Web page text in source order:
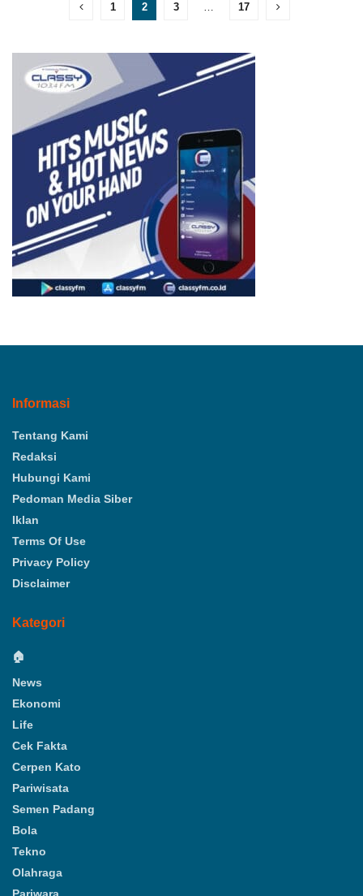
1 2 3 … 17
Informasi
Tentang Kami
Redaksi
Hubungi Kami
Pedoman Media Siber
Iklan
Terms Of Use
Privacy Policy
Disclaimer
Kategori
🏠
News
Ekonomi
Life
Cek Fakta
Cerpen Kato
Pariwisata
Semen Padang
Bola
Tekno
Olahraga